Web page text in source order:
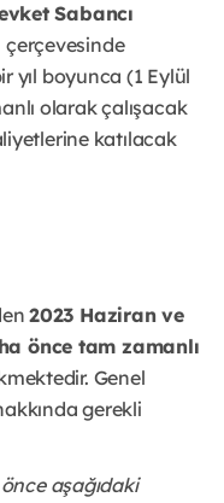
Sabancı
çerçevesinde
yıl boyunca (1 Eylül
olarak çalışacak
katılacak
2023 Haziran ve
önce tam zamanlı
Genel
gerekli
aşağıdaki